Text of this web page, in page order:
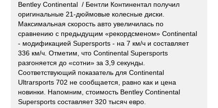
Bentley Continental / Бентли Континентал получил
оригинальные 21-дюймовые колесные диски.
Максимальная скорость авто увеличилась по
сравнению с предыдущим «рекордсменом» Continental
- модификацией Supersports - на 7 км/ч и составляет
336 км/ч. Отметим, что Continental Supersports
разгоняется до «сотни» за 3,9 секунды.
Соответствующий показатель для Continental
Ultrarsports 702 не сообщается, равно как и цена
новинки. Напомним, стоимость Bentley Continental
Supersports составляет 320 тысяч евро.